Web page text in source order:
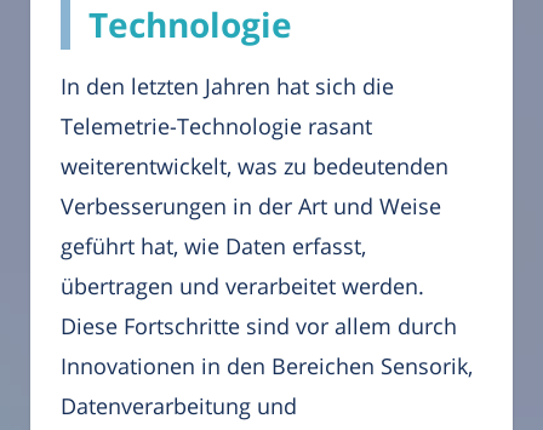
Technologie
In den letzten Jahren hat sich die
Telemetrie-Technologie rasant
weiterentwickelt, was zu bedeutenden
Verbesserungen in der Art und Weise
geführt hat, wie Daten erfasst,
übertragen und verarbeitet werden.
Diese Fortschritte sind vor allem durch
Innovationen in den Bereichen Sensorik,
Datenverarbeitung und